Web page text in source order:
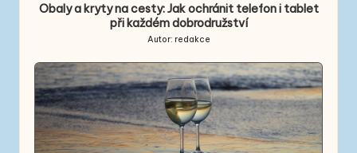
Obaly a kryty na cesty: Jak ochránit telefon i tablet
při každém dobrodružství
Posted
by
Autor: redakce